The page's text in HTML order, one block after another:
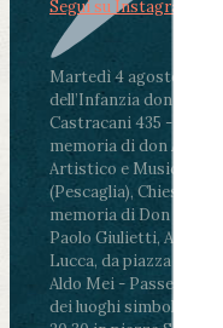
Martedì 4 agosto2026
dell’Infanzia don Aldo
Castracani 435 -
memoria di don Aldo
Artistico e Musicale
(Pescaglia), Chiesa
memoria di Don Aldo
Paolo Giulietti,
Lucca, da piazza San
Aldo Mei -
dei luoghi simbolo
Segui su Instagram